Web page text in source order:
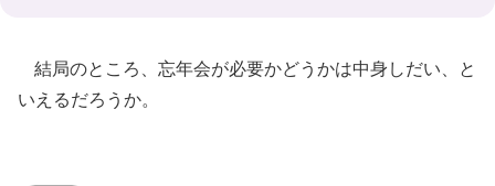
結局のところ、忘年会が必要かどうかは中身しだい、と
いえるだろうか。